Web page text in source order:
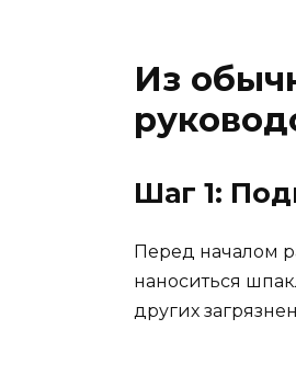
Из
Шаг 1:
Перед началом
наноситься
других